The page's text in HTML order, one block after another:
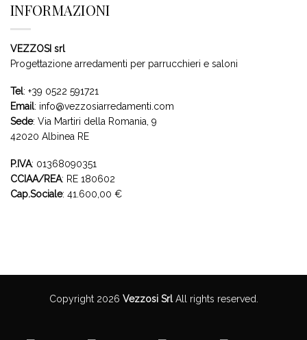
INFORMAZIONI
VEZZOSI srl
Progettazione arredamenti per parrucchieri e saloni
Tel: +39 0522 591721
Email: info@vezzosiarredamenti.com
Sede: Via Martiri della Romania, 9
42020 Albinea RE
P.IVA: 01368090351
CCIAA/REA: RE 180602
Cap.Sociale: 41.600,00 €
Copyright 2026 Vezzosi SrlAll rights reserved.